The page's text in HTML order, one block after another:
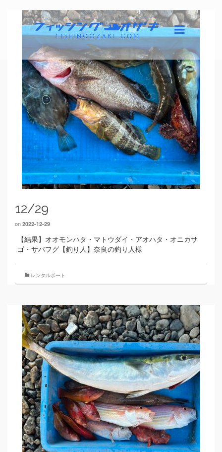
12/29
on 2022-12-29
【結果】オオモンハタ・マトウダイ・アオハタ・オニカサ
ゴ・サバフグ【釣り人】奈良の釣り人様
レンタルボート